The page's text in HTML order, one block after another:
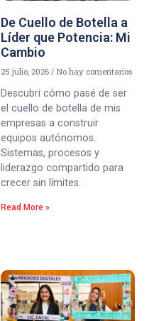
De Cuello de Botella a
Líder que Potencia: Mi
Cambio
25 julio, 2026 No hay comentarios
Descubrí cómo pasé de ser
el cuello de botella de mis
empresas a construir
equipos autónomos.
Sistemas, procesos y
liderazgo compartido para
crecer sin límites.
Read More »